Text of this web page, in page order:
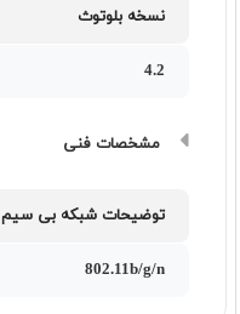
نسخه بلوتوث
4.2
مشخصات فنی
توضیحات شبکه بی سیم
802.11b/g/n